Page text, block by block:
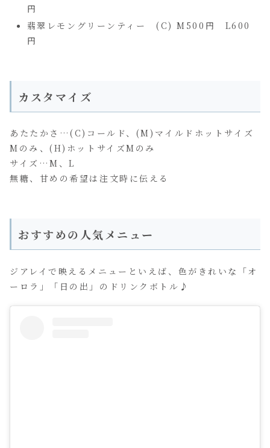
円
翡翠レモングリーンティー (C) M500円 L600
円
カスタマイズ
あたたかさ…(C)コールド、(M)マイルドホットサイズ
Mのみ、(H)ホットサイズMのみ
サイズ…M、L
無糖、甘めの希望は注文時に伝える
おすすめの人気メニュー
ジアレイで映えるメニューといえば、色がきれいな「オ
ーロラ」「日の出」のドリンクボトル♪